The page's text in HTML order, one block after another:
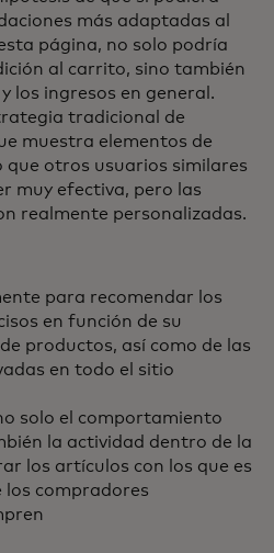
más adaptadas al
página, no solo podría
al carrito, sino también
los ingresos en general.
tradicional de
muestra elementos de
que otros usuarios similares
muy efectiva, pero las
realmente personalizadas.
para recomendar los
en función de su
productos, así como de las
en todo el sitio
solo el comportamiento
la actividad dentro de la
los artículos con los que es
los compradores